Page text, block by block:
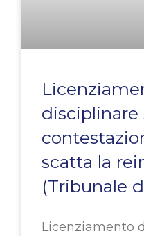
disciplinare
scatta la
(Tribunale
Licenziamento